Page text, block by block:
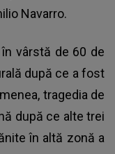
Navarro.
vârstă de 60 de
după ce a fost
tragedia de
după ce alte trei
în altă zonă a